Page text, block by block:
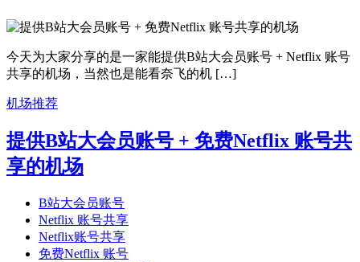
今天为大家分享的是一家能提供B站大会员账号 + Netflix 账号
共享的机场，当然也是能看奈飞的机 […]
机场推荐
提供B站大会员账号 + 免费Netflix 账号共
享的机场
B站大会员账号
Netflix 账号共享
Netflix账号共享
免费Netflix 账号